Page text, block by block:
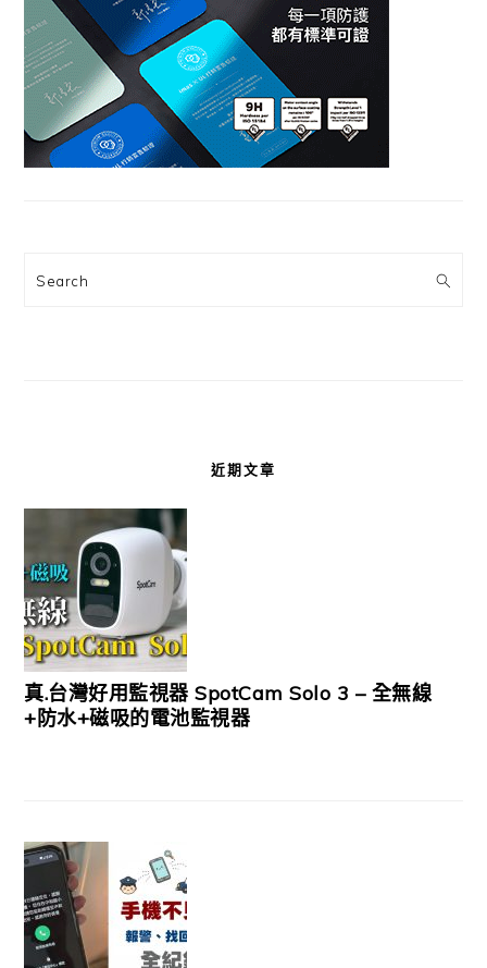
Search
近期文章
真.台灣好用監視器 SpotCam Solo 3 – 全無線
+防水+磁吸的電池監視器